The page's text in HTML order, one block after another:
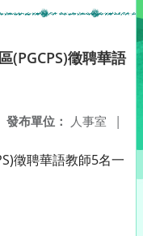
(PGCPS)徵聘華語
發布單位： 人事室 |
徵聘華語教師5名一